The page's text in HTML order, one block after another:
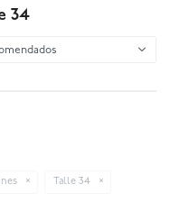
34
Talle 34